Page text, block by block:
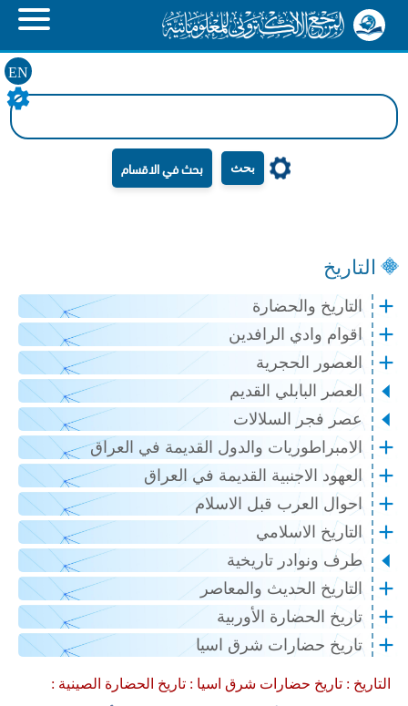
EN
بحث
التاريخ
التاريخ والحضارة
اقوام وادي الرافدين
العصور الحجرية
العصر البابلي القديم
عصر فجر السلالات
الامبراطوريات والدول القديمة في العراق
العهود الاجنبية القديمة في العراق
احوال العرب قبل الاسلام
التاريخ الاسلامي
طرف ونوادر تاريخية
التاريخ الحديث والمعاصر
تاريخ الحضارة الأوربية
تاريخ حضارات شرق اسيا
التاريخ : تاريخ حضارات شرق اسيا : تاريخ الحضارة الصينية :